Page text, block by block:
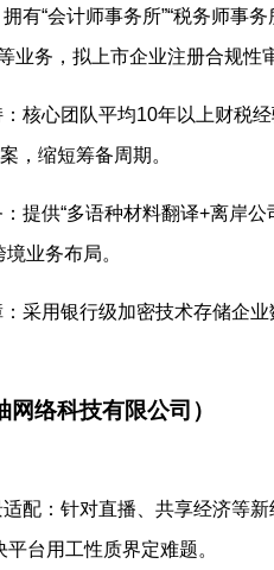
有“会计师事务所”“税务师事
业务，拟上市企业注册合规性
核心团队平均10年以上财税
，缩短筹备周期。
提供“多语种材料翻译+离岸
业务布局。
采用银行级加密技术存储企
络科技有限公司）
配：针对直播、共享经济等
台用工性质界定难题。